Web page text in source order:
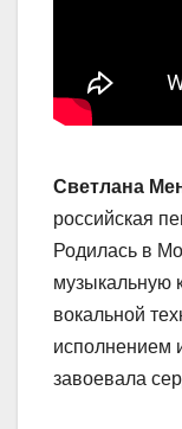
Светлана
российская
Родилась в
музыкальную
вокальной
исполнением
завоевала